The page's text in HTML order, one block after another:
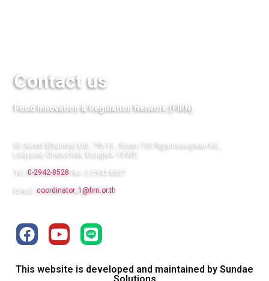
Contact us
Food Innovation & Regulation Network (FIRN)
50 Amon Bhumirat Bld., 7th Flr., Room 730 Ngamwongwan Rd.,
Ladyaow, Chatuchak, Bongkok 10900
Tel: 0-2942-8528 Fax: 0-2942-8527
Email: coordinator_1@firn.or.th
This website is developed and maintained by Sundae